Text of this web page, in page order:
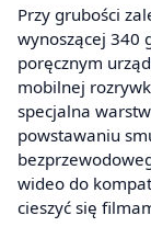
Przy grubości
wynoszącej 340
poręcznym
mobilnej
specjalna
powstawaniu
wideo do
cieszyć się